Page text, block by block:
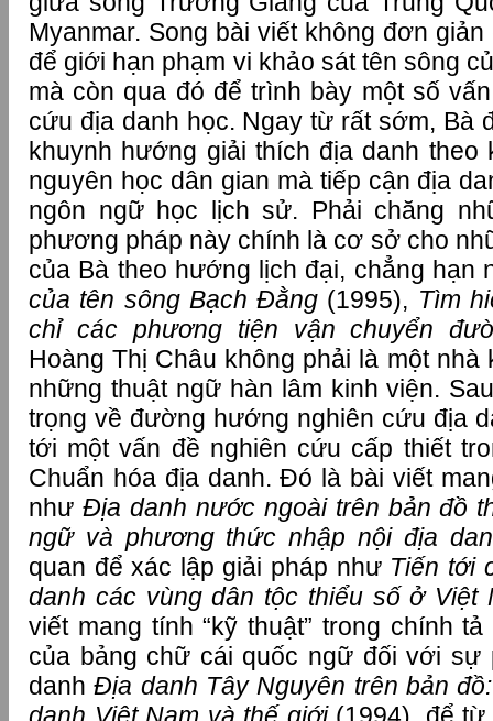
Myanmar. Song bài viết không đơn
để giới hạn phạm vi khảo sát tên sông
mà còn qua đó để trình bày một số
cứu địa danh học. Ngay từ rất sớm, Bà
khuynh hướng giải thích địa danh
nguyên học dân gian mà tiếp cận địa
ngôn ngữ học lịch sử. Phải chăng
phương pháp này chính là cơ sở cho
của Bà theo hướng lịch đại, chẳng hạn
của tên sông Bạch Đằng (1995), Tìm
chỉ các phương tiện vận chuyển
Hoàng Thị Châu không phải là một
những thuật ngữ hàn lâm kinh viện.
trọng về đường hướng nghiên cứu địa
tới một vấn đề nghiên cứu cấp thiết
Chuẩn hóa địa danh. Đó là bài viết
như Địa danh nước ngoài trên bản đồ
ngữ và phương thức nhập nội địa
quan để xác lập giải pháp như Tiến tới
danh các vùng dân tộc thiểu số ở Việt
viết mang tính “kỹ thuật” trong chính
của bảng chữ cái quốc ngữ đối với sự
danhĐịa danh Tây Nguyên trên bản